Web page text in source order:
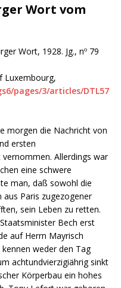
Wort vom
Wort, 1928. Jg., nº 79
Luxembourg,
pages/3/articles/DTL57
morgen die Nachricht von
ersten
Allerdings war
eine schwere
man, daß sowohl die
aus Paris zugezogener
sein Leben zu retten.
Bech erst
auf Herrn Mayrisch
weder den Tag
achtundvierzigiährig sinkt
Körperbau ein hohes